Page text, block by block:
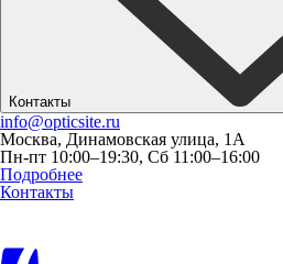
Контакты
info@opticsite.ru
Москва, Динамовская улица, 1А
Пн-пт 10:00–19:30, Сб 11:00–16:00
Подробнее
Контакты